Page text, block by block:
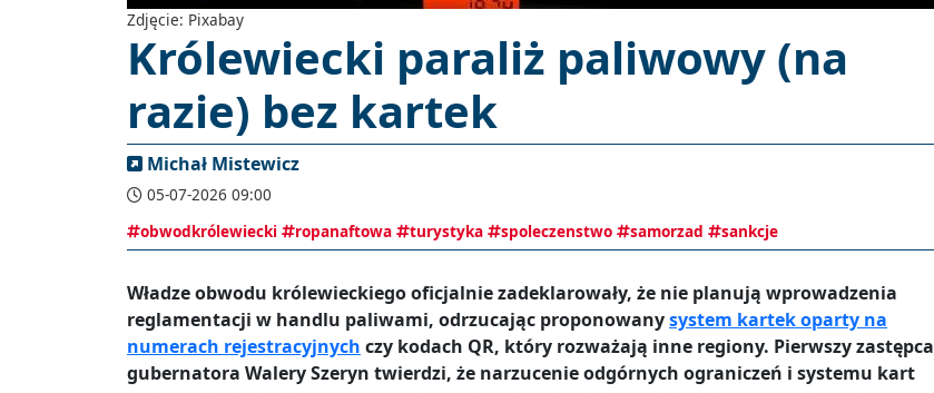
Zdjęcie: Pixabay
Królewiecki paraliż paliwowy (na
razie) bez kartek
Michał Mistewicz
05-07-2026 09:00
obwodkrólewiecki
ropanaftowa turystyka spoleczenstwo samorzad sankcje
Władze obwodu królewieckiego oficjalnie zadeklarowały, że nie planują wprowadzenia
reglamentacji w handlu paliwami, odrzucając proponowanysystem kartek oparty na
numerach rejestracyjnych czy kodach QR, który rozważają inne regiony. Pierwszy zastępca
gubernatora Walery Szeryn twierdzi, że narzucenie odgórnych ograniczeń i systemu kart